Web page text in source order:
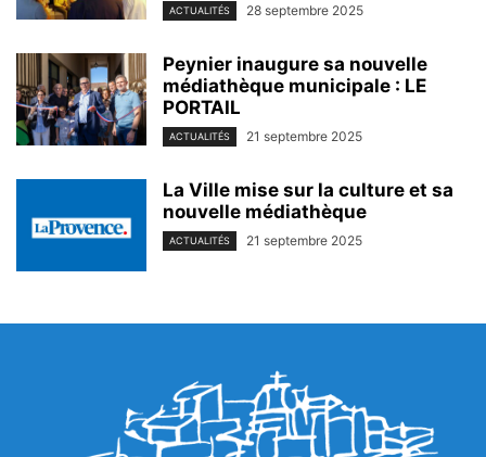
ACTUALITÉS 28 septembre 2025
Peynier inaugure sa nouvelle
médiathèque municipale : LE
PORTAIL
ACTUALITÉS 21 septembre 2025
La Ville mise sur la culture et sa
nouvelle médiathèque
ACTUALITÉS 21 septembre 2025